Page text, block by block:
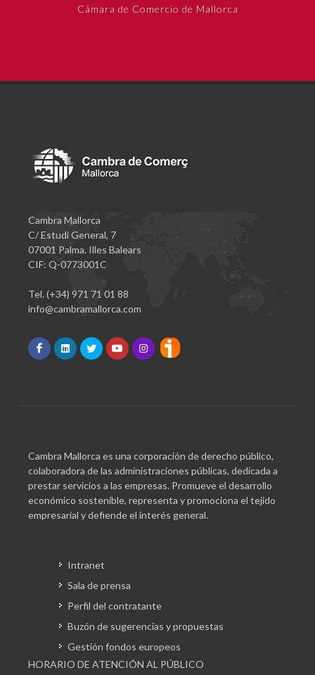
Cámara de Comercio de Mallorca
Cambra Mallorca
C/ Estudi General, 7
07001 Palma. Illes Balears
CIF: Q-0773001C
Tel. (+34) 971 71 01 88
info@cambramallorca.com
Cambra Mallorca es una corporación de derecho público,
colaboradora de las administraciones públicas, dedicada a
prestar servicios a las empresas. Promueve el desarrollo
económico sostenible, representa y promociona el tejido
empresarial y defiende el interés general.
Intranet
Sala de prensa
Perfil del contratante
Buzón de sugerencias y propuestas
Gestión fondos europeos
HORARIO DE ATENCIÓN AL PÚBLICO